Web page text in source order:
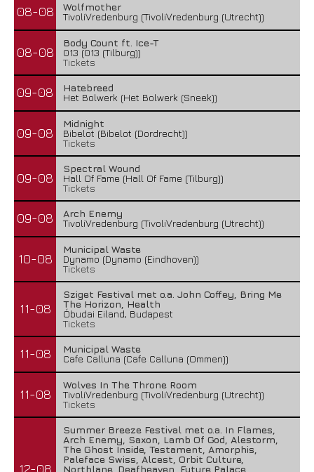
08-08
Wolfmother
TivoliVredenburg (TivoliVredenburg (Utrecht))
08-08
Body Count ft. Ice-T
013 (013 (Tilburg))
Tickets
09-08
Hatebreed
Het Bolwerk (Het Bolwerk (Sneek))
09-08
Midnight
Bibelot (Bibelot (Dordrecht))
Tickets
09-08
Spectral Wound
Hall Of Fame (Hall Of Fame (Tilburg))
Tickets
09-08
Arch Enemy
TivoliVredenburg (TivoliVredenburg (Utrecht))
10-08
Municipal Waste
Dynamo (Dynamo (Eindhoven))
Tickets
11-08
Sziget Festival met o.a. John Coffey, Bring Me
The Horizon, Health
Óbudai Eiland, Budapest
Tickets
11-08
Municipal Waste
Cafe Calluna (Cafe Calluna (Ommen))
11-08
Wolves In The Throne Room
TivoliVredenburg (TivoliVredenburg (Utrecht))
Tickets
12-08
Summer Breeze Festival met o.a. In Flames,
Arch Enemy, Saxon, Lamb Of God, Alestorm,
The Ghost Inside, Testament, Amorphis,
Paleface Swiss, Alcest, Orbit Culture,
Northlane, Deafheaven, Future Palace,